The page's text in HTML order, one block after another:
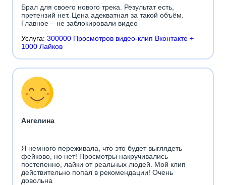
Брал для своего нового трека. Результат есть,
претензий нет. Цена адекватная за такой объём.
Главное – не заблокировали видео
Услуга: 300000 Просмотров видео-клип Вконтакте +
1000 Лайков
Ангелина
Я немного переживала, что это будет выглядеть
фейково, но нет! Просмотры накручивались
постепенно, лайки от реальных людей. Мой клип
действительно попал в рекомендации! Очень
довольна